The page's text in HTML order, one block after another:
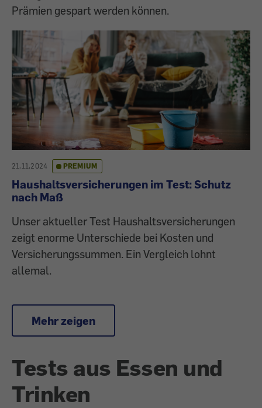
Prämien gespart werden können.
21.11.2024 PREMIUM
Haushaltsversicherungen im Test: Schutz
nach Maß
Unser aktueller Test Haushaltsversicherungen
zeigt enorme Unterschiede bei Kosten und
Versicherungssummen. Ein Vergleich lohnt
allemal.
Mehr zeigen
Tests aus Essen und
Trinken